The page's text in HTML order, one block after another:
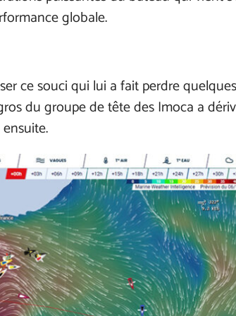
globale.
ce souci qui lui a fait perdre
du groupe de tête des Imoca a